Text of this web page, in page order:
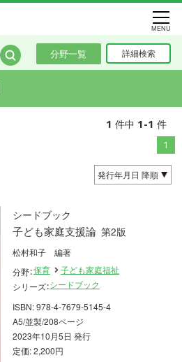
分野一覧 詳細検索
MENU
1 件中 1-1 件
1
シードブック
子ども家庭支援論 第2版
松村和子 編著
分野：保育
子ども家庭福祉
シリーズ：シードブック
ISBN: 978-4-7679-5145-4
A5/並製/208ページ
2023年10月5日 発行
定価: 2,200円